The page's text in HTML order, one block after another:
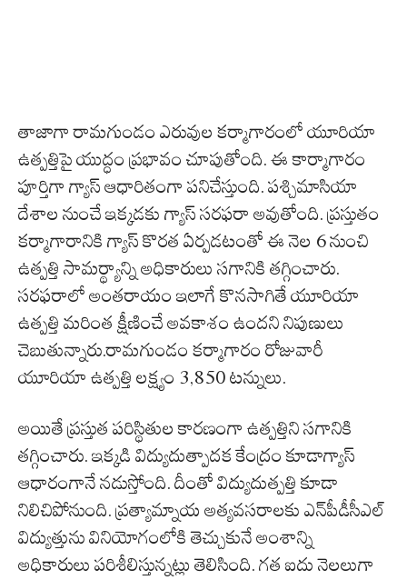
తాజాగా రామగుండం ఎరువుల కర్మాగారంలో యూరియా
ఉత్పత్తిపై యుద్ధం ప్రభావం చూపుతోంది. ఈ కార్మాగారం
పూర్తిగా గ్యాస్‌ ఆధారితంగా పనిచేస్తుంది. పశ్చిమాసియా
దేశాల నుంచే ఇక్కడకు గ్యాస్ సరఫరా అవుతోంది. ప్రస్తుతం
కర్మాగారానికి గ్యాస్ కొరత ఏర్పడటంతో ఈ నెల 6 నుంచి
ఉత్పత్తి సామర్థ్యాన్ని అధికారులు సగానికి తగ్గించారు.
సరఫరాలో అంతరాయం ఇలాగే కొనసాగితే యూరియా
ఉత్పత్తి మరింత క్షీణించే అవకాశం ఉందని నిపుణులు
చెబుతున్నారు.రామగుండం కర్మాగారం రోజువారీ
యూరియా ఉత్పత్తి లక్ష్యం 3,850 టన్నులు.
అయితే ప్రస్తుత పరిస్థితుల కారణంగా ఉత్పత్తిని సగానికి
తగ్గించారు. ఇక్కడి విద్యుదుత్పాదక కేంద్రం కూడాగ్యాస్‌
ఆధారంగానే నడుస్తోంది. దీంతో విద్యుదుత్పత్తి కూడా
నిలిచిపోనుంది. ప్రత్యామ్నాయ అత్యవసరాలకు ఎన్‌పీడీసీఎల్‌
విద్యుత్తును వినియోగంలోకి తెచ్చుకునే అంశాన్ని
అధికారులు పరిశీలిస్తున్నట్లు తెలిసింది. గత ఐదు నెలలుగా